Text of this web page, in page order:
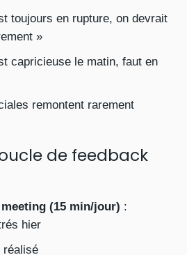
toujours en rupture, on devrait
»
capricieuse le matin, faut en
remontent rarement
de feedback
(15 min/jour) :
hier
réalisé